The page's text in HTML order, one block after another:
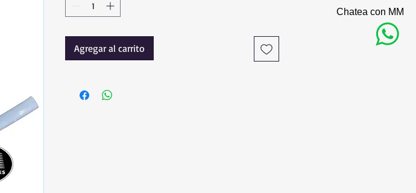
Chatea con MM
Agregar al carrito